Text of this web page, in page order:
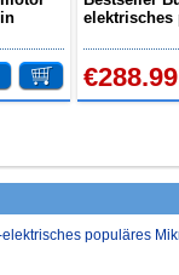
elektrisches
€288.99
populäres